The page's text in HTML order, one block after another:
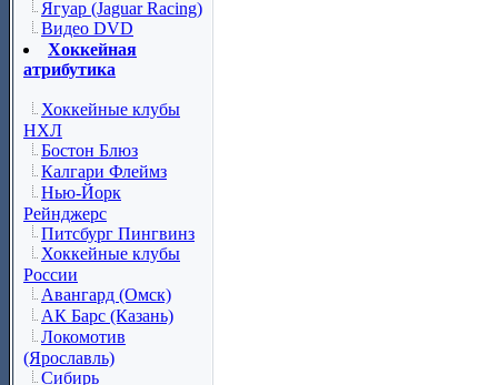
Ягуар (Jaguar Racing)
Видео DVD
Хоккейная
атрибутика
Хоккейные клубы
НХЛ
Бостон Блюз
Калгари Флеймз
Нью-Йорк
Рейнджерс
Питсбург Пингвинз
Хоккейные клубы
России
Авангард (Омск)
АК Барс (Казань)
Локомотив
(Ярославль)
Сибирь